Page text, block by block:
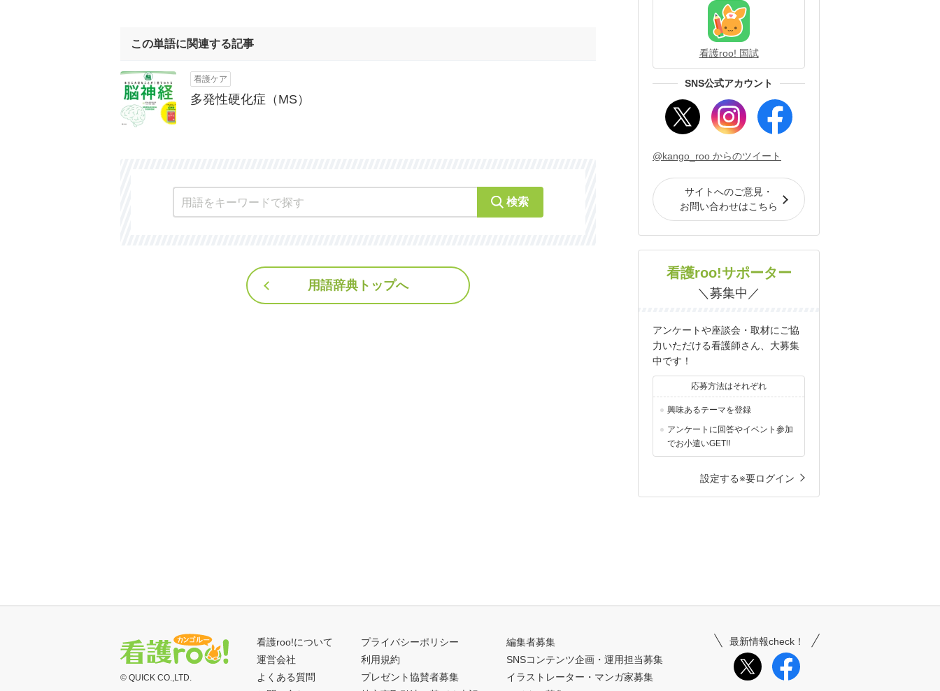
この単語に関連する記事
看護ケア
多発性硬化症（MS）
検索
用語辞典トップへ
看護roo! 国試
SNS公式アカウント
@kango_roo からのツイート
サイトへのご意見・
お問い合わせはこちら
看護roo!サポーター
＼募集中／
アンケートや座談会・取材にご協
力いただける看護師さん、大募集
中です！
応募方法はそれぞれ
興味あるテーマを登録
アンケートに回答やイベント参加
でお小遣いGET!!
設定する※要ログイン
© QUICK CO.,LTD.
看護roo!について
運営会社
よくある質問
プライバシーポリシー
利用規約
プレゼント協賛者募集
編集者募集
SNSコンテンツ企画・運用担当募集
イラストレーター・マンガ家募集
最新情報check！